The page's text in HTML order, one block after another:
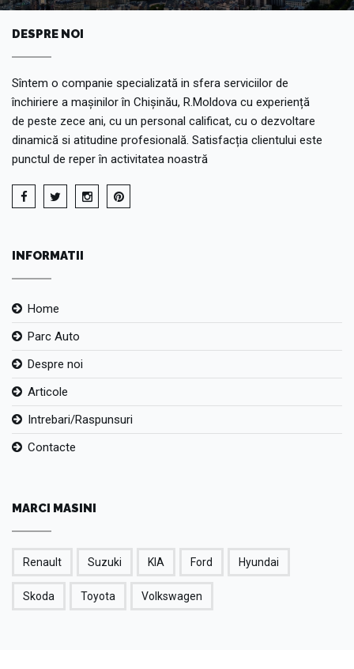
DESPRE NOI
Sîntem o companie specializată in sfera serviciilor de
închiriere a mașinilor în Chișinău, R.Moldova cu experiență
de peste zece ani, cu un personal calificat, cu o dezvoltare
dinamică si atitudine profesională. Satisfacția clientului este
punctul de reper în activitatea noastră
INFORMATII
Home
Parc Auto
Despre noi
Articole
Intrebari/Raspunsuri
Contacte
MARCI MASINI
Renault Suzuki KIA Ford Hyundai
Skoda Toyota Volkswagen